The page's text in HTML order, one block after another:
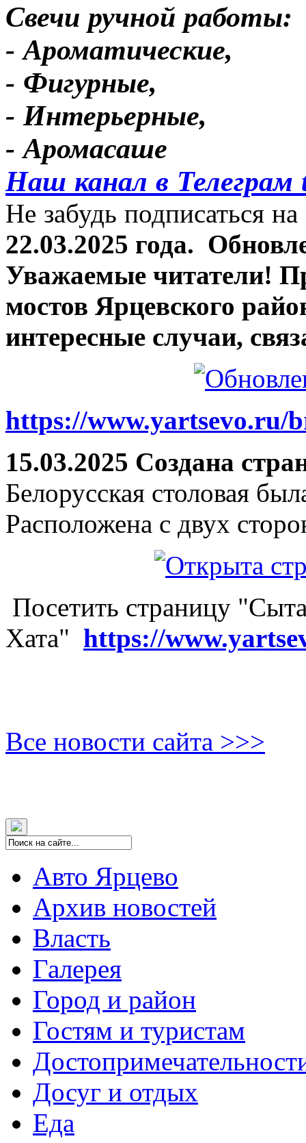
Свечи ручной работы:
- Ароматические,
- Фигурные,
- Интерьерные,
- Аромасаше
Наш канал в Телеграм
Не забудь подписаться
22.03.2025 года.
Уважаемые читатели!
мостов Ярцевского
интересные случаи,
https://www.yartsevo.ru/
15.03.2025 Создана
Белорусская столовая
Расположена с двух
Посетить страницу
Хата" https://
Все новости сайта >>>
Авто Ярцево
Архив новостей
Власть
Галерея
Город и район
Гостям и туристам
Досуг и отдых
Еда